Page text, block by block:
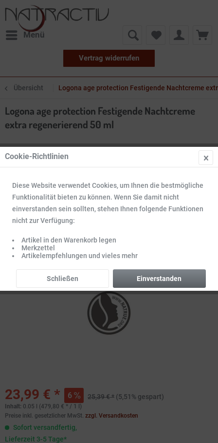
Menü
Vertrag widerrufen
Übersicht Logona age protection Festigende Nachtcreme
Logona age protection Festigende Nachtcreme
extra regenerierend 50 ml
23,99 € * 6 25,39 € * (5,51% gespart)
Inhalt: 0.05 l (479,80 € * / 1 l)
Preise inkl. gesetzlicher MwSt. zzgl. Versandkosten
Sofort versandfertig,
Lieferzeit 3-5 Tage*
Cookie-Richtlinien
Diese Website verwendet Cookies, um Ihnen die bestmögliche
Funktionalität bieten zu können. Wenn Sie damit nicht
einverstanden sein sollten, stehen Ihnen folgende Funktionen
nicht zur Verfügung:
Artikel in den Warenkorb legen
Merkzettel
Artikelempfehlungen und vieles mehr
Einverstanden
Schließen